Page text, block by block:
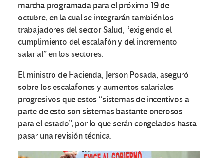
marcha programada para el próximo 19 de
octubre, en la cual se integrarán también los
trabajadores del sector Salud, “exigiendo el
cumplimiento del escalafón y del incremento
salarial” en los sectores.
El ministro de Hacienda, Jerson Posada, aseguró
sobre los escalafones y aumentos salariales
progresivos que estos “sistemas de incentivos a
parte de esto son sistemas bastante onerosos
para el estado”, por lo que serán congelados hasta
pasar una revisión técnica.